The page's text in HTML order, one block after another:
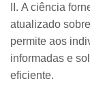
II. A ciência
atualizado
permite aos
informadas e
eficiente.